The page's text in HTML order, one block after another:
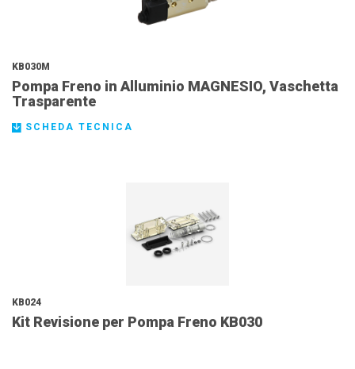
KB030M
Pompa Freno in Alluminio MAGNESIO, Vaschetta
Trasparente
SCHEDA TECNICA
KB024
Kit Revisione per Pompa Freno KB030